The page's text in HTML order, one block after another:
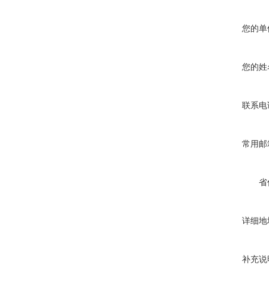
您的单
您的姓
联系电
常用邮
省
详细地
补充说